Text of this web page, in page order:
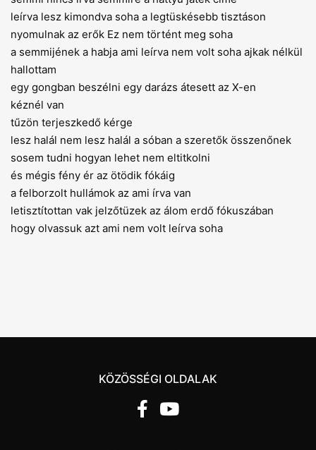
leírva lesz kimondva soha a legtüskésebb tisztáson
nyomulnak az erők Ez nem történt meg soha
a semmijének a habja ami leírva nem volt soha ajkak nélkül
hallottam
egy gongban beszélni egy darázs átesett az X-en
kéznél van
tűzön terjeszkedő kérge
lesz halál nem lesz halál a sóban a szeretők összenőnek
sosem tudni hogyan lehet nem eltitkolni
és mégis fény ér az ötödik fókáig
a felborzolt hullámok az ami írva van
letisztítottan vak jelzőtüzek az álom erdő fókuszában
hogy olvassuk azt ami nem volt leírva soha
KÖZÖSSÉGI OLDALAK